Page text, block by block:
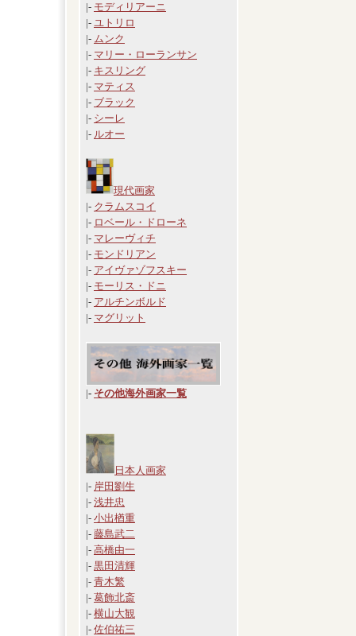
|- モディリアーニ
|- ユトリロ
|- ムンク
|- マリー・ローランサン
|- キスリング
|- マティス
|- ブラック
|- シーレ
|- ルオー
現代画家
|- クラムスコイ
|- ロベール・ドローネ
|- マレーヴィチ
|- モンドリアン
|- アイヴァゾフスキー
|- モーリス・ドニ
|- アルチンボルド
|- マグリット
|- その他海外画家一覧
日本人画家
|- 岸田劉生
|- 浅井忠
|- 小出楢重
|- 藤島武二
|- 高橋由一
|- 黒田清輝
|- 青木繁
|- 葛飾北斎
|- 横山大観
|- 佐伯祐三